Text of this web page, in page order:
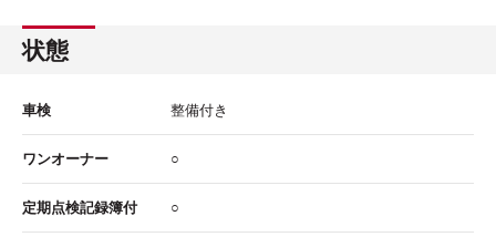
状態
車検 整備付き
ワンオーナー ○
定期点検記録簿付 ○